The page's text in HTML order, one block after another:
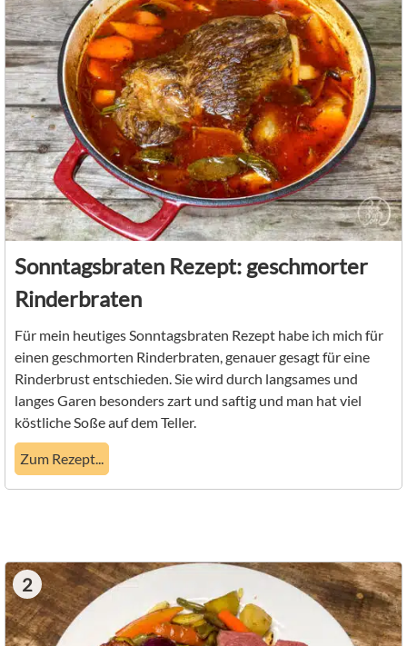
Sonntagsbraten Rezept: geschmorter
Rinderbraten
Für mein heutiges Sonntagsbraten Rezept habe ich mich für
einen geschmorten Rinderbraten, genauer gesagt für eine
Rinderbrust entschieden. Sie wird durch langsames und
langes Garen besonders zart und saftig und man hat viel
köstliche Soße auf dem Teller.
Zum Rezept...
2